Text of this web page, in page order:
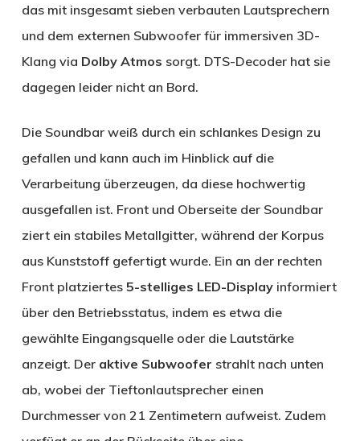
das mit insgesamt sieben verbauten Lautsprechern
und dem externen Subwoofer für immersiven 3D-
Klang via Dolby Atmos sorgt. DTS-Decoder hat sie
dagegen leider nicht an Bord.
Die Soundbar weiß durch ein schlankes Design zu
gefallen und kann auch im Hinblick auf die
Verarbeitung überzeugen, da diese hochwertig
ausgefallen ist. Front und Oberseite der Soundbar
ziert ein stabiles Metallgitter, während der Korpus
aus Kunststoff gefertigt wurde. Ein an der rechten
Front platziertes 5-stelliges LED-Displayinformiert
über den Betriebsstatus, indem es etwa die
gewählte Eingangsquelle oder die Lautstärke
anzeigt. Der aktive Subwoofer strahlt nach unten
ab, wobei der Tieftonlautsprecher einen
Durchmesser von 21 Zentimetern aufweist. Zudem